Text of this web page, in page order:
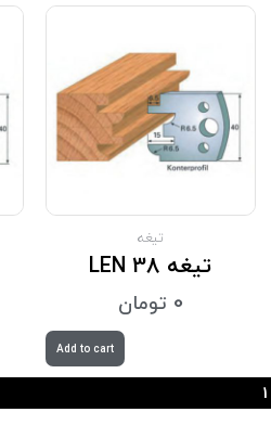
تیغه
تیغه LEN 38
0 تومان
Add to cart
1